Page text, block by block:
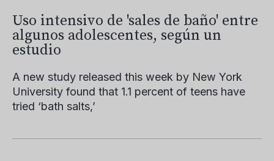
Uso intensivo de 'sales de baño' entre
algunos adolescentes, según un
estudio
A new study released this week by New York
University found that 1.1 percent of teens have
tried ‘bath salts,’